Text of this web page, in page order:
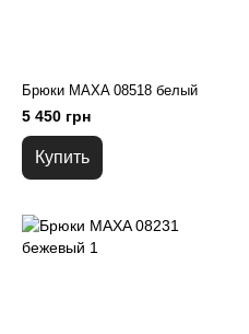
Брюки MAXA 08518 белый
5 450 грн
Купить